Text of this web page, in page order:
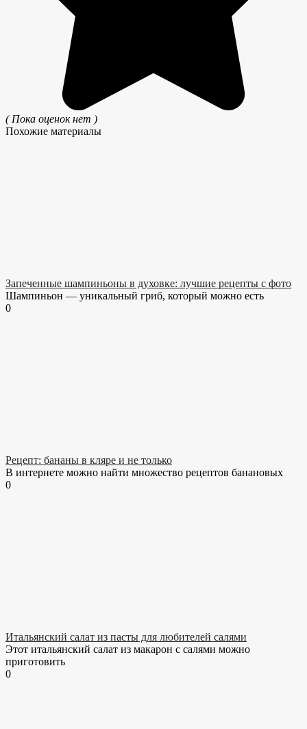
( Пока оценок нет )
Похожие материалы
Запеченные шампиньоны в духовке: лучшие рецепты с фото
Шампиньон — уникальный гриб, который можно есть
0
Рецепт: бананы в кляре и не только
В интернете можно найти множество рецептов банановых
0
Итальянский салат из пасты для любителей салями
Этот итальянский салат из макарон с салями можно
приготовить
0